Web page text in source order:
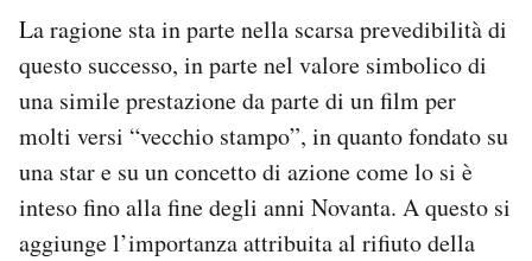
La ragione sta in parte nella scarsa prevedibilità di
questo successo, in parte nel valore simbolico di
una simile prestazione da parte di un film per
molti versi “vecchio stampo”, in quanto fondato su
una star e su un concetto di azione come lo si è
inteso fino alla fine degli anni Novanta. A questo si
aggiunge l’importanza attribuita al rifiuto della